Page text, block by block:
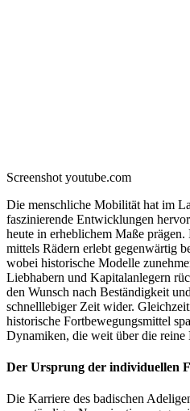
Screenshot youtube.com
Die menschliche Mobilität hat im
faszinierende Entwicklungen
heute in erheblichem Maße
mittels Rädern erlebt gegenwärtig
wobei historische Modelle
Liebhabern und Kapitalanlegern
den Wunsch nach Beständigkeit
schnelllebiger Zeit wider.
historische Fortbewegungsmittel
Dynamiken, die weit über die reine
Der Ursprung der individuellen
Die Karriere des badischen